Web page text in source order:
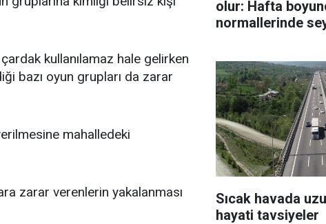
kullanılamaz hale gelirken
bazı oyun grupları da zarar
mahalledeki
zarar verenlerin yakalanması
olur: Hafta
normallerinde
Sıcak havada
hayati tavsiyeler